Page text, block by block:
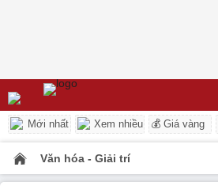
Mới nhất Xem nhiều 💰 Giá vàng
Văn hóa - Giải trí